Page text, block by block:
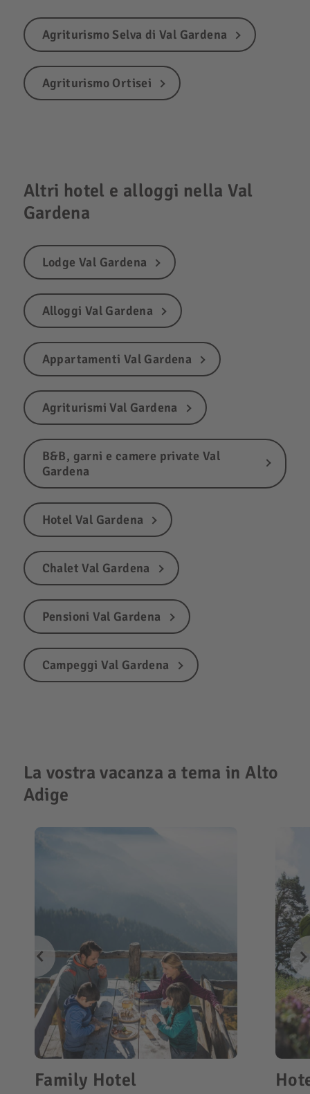
Agriturismo Selva di Val Gardena
Agriturismo Ortisei
Altri hotel e alloggi nella Val
Gardena
Lodge Val Gardena
Alloggi Val Gardena
Appartamenti Val Gardena
Agriturismi Val Gardena
B&B, garni e camere private Val
Gardena
Hotel Val Gardena
Chalet Val Gardena
Pensioni Val Gardena
Campeggi Val Gardena
La vostra vacanza a tema in Alto
Adige
Family Hotel